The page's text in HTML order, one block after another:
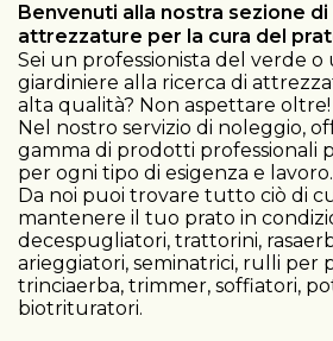
Benvenuti alla nostra sezione
attrezzature per la cura del
Sei un professionista del verde o
giardiniere alla ricerca di
alta qualità? Non aspettare oltre!
Nel nostro servizio di noleggio,
gamma di prodotti professionali
per ogni tipo di esigenza e lavoro.
Da noi puoi trovare tutto ciò di
mantenere il tuo prato in
decespugliatori, trattorini,
arieggiatori, seminatrici, rulli per
trinciaerba, trimmer, soffiatori,
biotrituratori.